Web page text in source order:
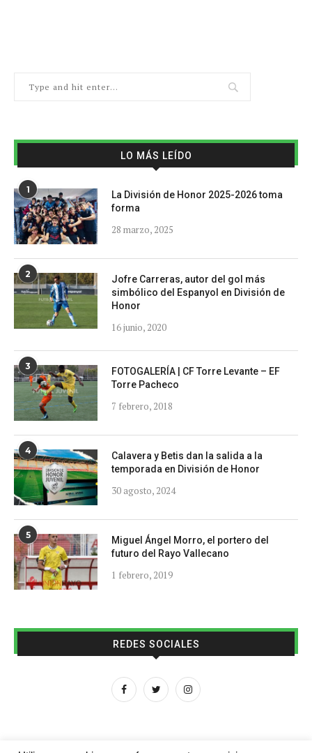
LO MÁS LEÍDO
1
La División de Honor 2025-2026 toma
forma
28 marzo, 2025
2
Jofre Carreras, autor del gol más
simbólico del Espanyol en División de
Honor
16 junio, 2020
3
FOTOGALERÍA | CF Torre Levante – EF
Torre Pacheco
7 febrero, 2018
4
Calavera y Betis dan la salida a la
temporada en División de Honor
30 agosto, 2024
5
Miguel Ángel Morro, el portero del
futuro del Rayo Vallecano
1 febrero, 2019
REDES SOCIALES